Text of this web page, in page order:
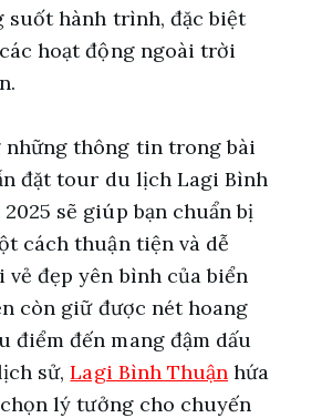
suốt hành trình, đặc biệt
hoạt động ngoài trời
những thông tin trong bài
đặt tour du lịch Lagi Bình
2025 sẽ giúp bạn chuẩn bị
cách thuận tiện và dễ
vẻ đẹp yên bình của biển
còn giữ được nét hoang
điểm đến mang đậm dấu
sử,Lagi Bình Thuận hứa
lý tưởng cho chuyến